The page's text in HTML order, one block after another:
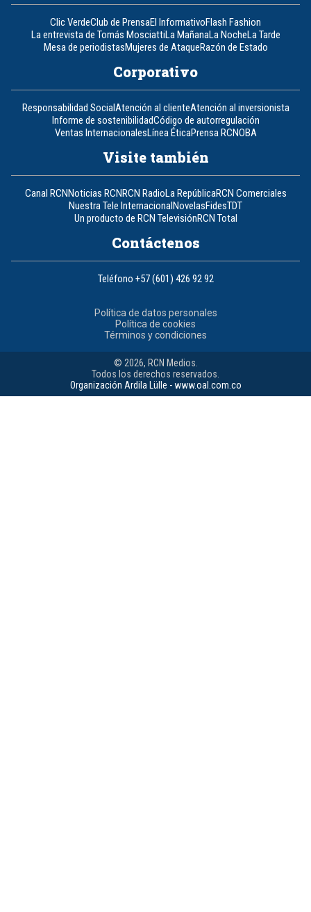
Clic VerdeClub de PrensaEl InformativoFlash Fashion
La entrevista de Tomás MosciattiLa MañanaLa NocheLa Tarde
Mesa de periodistasMujeres de AtaqueRazón de Estado
Corporativo
Responsabilidad SocialAtención al clienteAtención al inversionista
Informe de sostenibilidadCódigo de autorregulación
Ventas InternacionalesLínea ÉticaPrensa RCNOBA
Visite también
Canal RCNNoticias RCNRCN RadioLa RepúblicaRCN Comerciales
Nuestra Tele InternacionalNovelasFidesTDT
Un producto de RCN TelevisiónRCN Total
Contáctenos
Teléfono +57 (601) 426 92 92
Política de datos personales
Política de cookies
Términos y condiciones
© 2026, RCN Medios.
Todos los derechos reservados.
Organización Ardila Lülle - www.oal.com.co